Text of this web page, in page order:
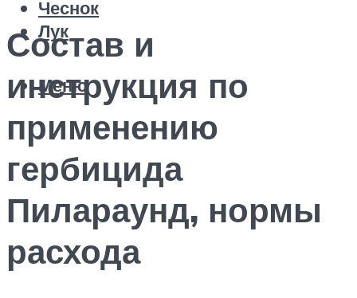
Чеснок
Лук
Меню
Состав и
инструкция по
применению
гербицида
Пилараунд, нормы
расхода